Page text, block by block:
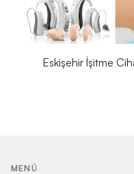
Eskişehir İşitme
MENÜ